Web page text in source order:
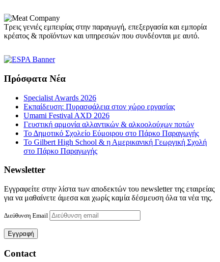
Τρεις γενιές εμπειρίας στην παραγωγή, επεξεργασία και εμπορία
κρέατος & προϊόντων και υπηρεσιών που συνδέονται με αυτό.
Πρόσφατα Νέα
Specialist Awards 2026
Εκπαίδευση: Πυρασφάλεια στον χώρο εργασίας
Umami Festival AXD 2026
Γευστική αρμονία αλλαντικών & αλκοολούχων ποτών
Το Δημοτικό Σχολείο Εύμοιρου στο Πάρκο Παραγωγής
Το Gilbert High School & η Αμερικανική Γεωργική Σχολή
στο Πάρκο Παραγωγής
Newsletter
Εγγραφείτε στην λίστα των αποδεκτών του newsletter της εταιρείας
για να μαθαίνετε άμεσα και χωρίς καμία δέσμευση όλα τα νέα της.
Διεύθυνση Email
Contact